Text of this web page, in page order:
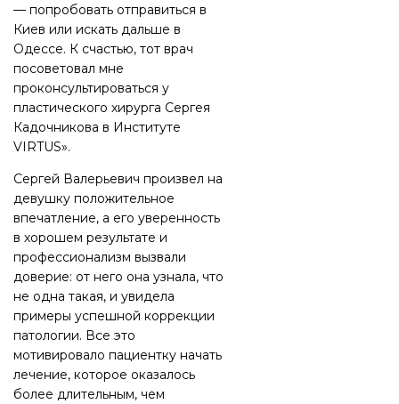
— попробовать отправиться в
Киев или искать дальше в
Одессе. К счастью, тот врач
посоветовал мне
проконсультироваться у
пластического хирурга Сергея
Кадочникова в Институте
VIRTUS».
Сергей Валерьевич произвел на
девушку положительное
впечатление, а его уверенность
в хорошем результате и
профессионализм вызвали
доверие: от него она узнала, что
не одна такая, и увидела
примеры успешной коррекции
патологии. Все это
мотивировало пациентку начать
лечение, которое оказалось
более длительным, чем